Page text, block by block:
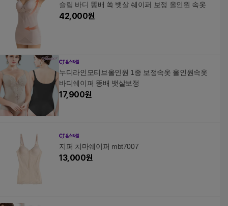
슬림 바디 똥배 쏙 뱃살 쉐이퍼 보정 올인원 속옷
42,000원
누디라인모티브올인원 1종 보정속옷 올인원속옷
바디쉐이퍼 똥배 뱃살보정
17,900원
지퍼 치마쉐이퍼 mbt7007
13,000원